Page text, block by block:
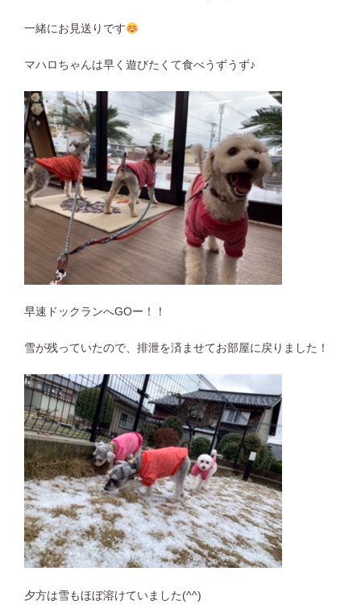
一緒にお見送りです
マハロちゃんは早く遊びたくて食べうずうず♪
早速ドックランへGOー！！
雪が残っていたので、排泄を済ませてお部屋に戻りました！
夕方は雪もほぼ溶けていました(^^)